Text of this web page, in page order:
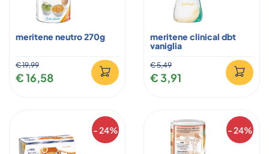
meritene neutro 270g
€ 19,99
€ 16,58
meritene clinical dbt
vaniglia
€ 5,49
€ 3,91
- 24% - 24%